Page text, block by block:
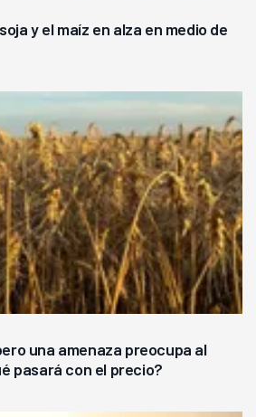
y el maíz en alza en medio de
una amenaza preocupa al
pasará con el precio?